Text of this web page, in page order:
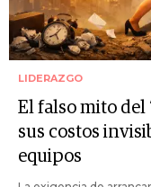
LIDERAZGO
El falso mito del
sus costos
equipos